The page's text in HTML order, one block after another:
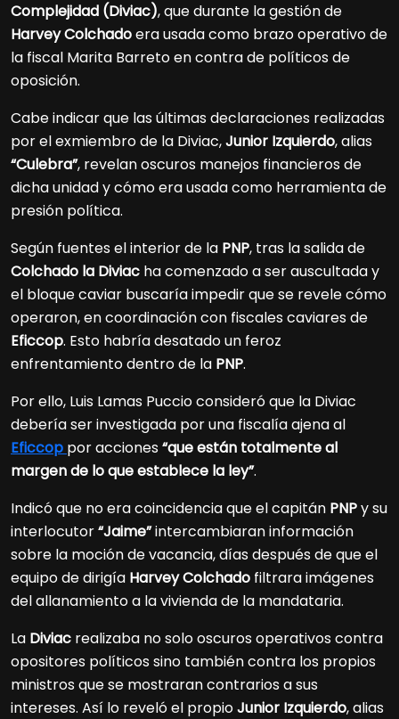
Complejidad (Diviac), que durante la gestión de
Harvey Colchadoera usada como brazo operativo de
la fiscal Marita Barreto en contra de políticos de
oposición.
Cabe indicar que las últimas declaraciones realizadas
por el exmiembro de la Diviac,Junior Izquierdo, alias
“Culebra”, revelan oscuros manejos financieros de
dicha unidad y cómo era usada como herramienta de
presión política.
Según fuentes el interior de la PNP, tras la salida de
Colchado la Diviac ha comenzado a ser auscultada y
el bloque caviar buscaría impedir que se revele cómo
operaron, en coordinación con fiscales caviares de
Eficcop. Esto habría desatado un feroz
enfrentamiento dentro de la PNP.
Por ello, Luis Lamas Puccio consideró que la Diviac
debería ser investigada por una fiscalía ajena al
Eficcop por acciones“que están totalmente al
margen de lo que establece la ley”.
Indicó que no era coincidencia que el capitán PNPy su
interlocutor“Jaime”intercambiaran información
sobre la moción de vacancia, días después de que el
equipo de dirigía Harvey Colchado filtrara imágenes
del allanamiento a la vivienda de la mandataria.
La Diviac realizaba no solo oscuros operativos contra
opositores políticos sino también contra los propios
ministros que se mostraran contrarios a sus
intereses. Así lo reveló el propioJunior Izquierdo, alias